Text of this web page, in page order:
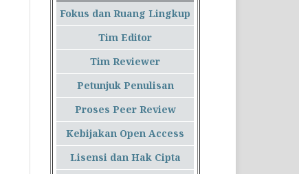
Fokus dan Ruang Lingkup
Tim Editor
Tim Reviewer
Petunjuk Penulisan
Proses Peer Review
Kebijakan Open Access
Lisensi dan Hak Cipta